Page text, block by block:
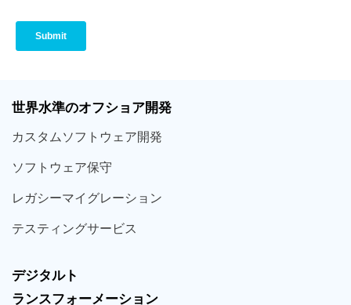
世界水準のオフショア開発
カスタムソフトウェア開発
ソフト ウェア保守
レガシーマイグレーション
テスティングサービス
デジタルト
ランスフォーメーション